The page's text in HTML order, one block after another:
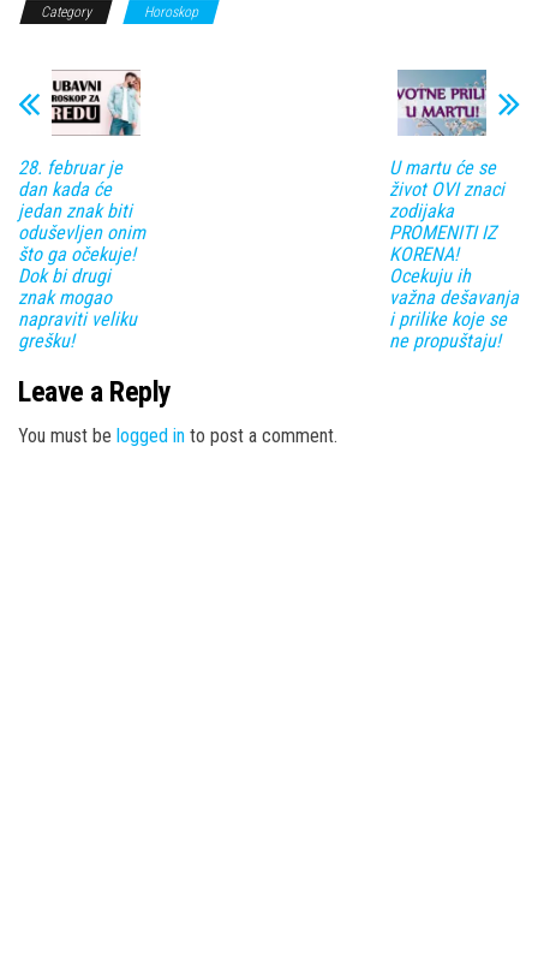
Category Horoskop
28. februar je
dan kada će
jedan znak biti
oduševljen onim
što ga očekuje!
Dok bi drugi
znak mogao
napraviti veliku
grešku!
U martu će se
život OVI znaci
zodijaka
PROMENITI IZ
KORENA!
Ocekuju ih
važna dešavanja
i prilike koje se
ne propuštaju!
Leave a Reply
You must be logged in to post a comment.